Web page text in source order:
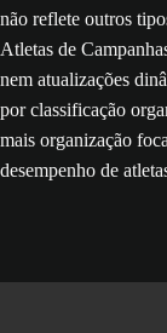
não reflete outros
Atletas de
nem atualizações
por classificação
mais organização
desempenho de